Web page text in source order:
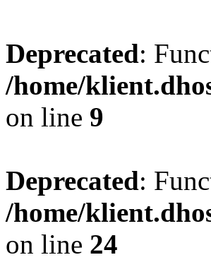
Deprecated:
/home/
on line 9
Deprecated:
/home/
on line 24